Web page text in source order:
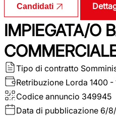
Candidati
IMPIEGATA/O
Tipo di contratto
Retribuzione Lorda 1400 -
Codice annuncio 349945
Data di pubblicazione 6/